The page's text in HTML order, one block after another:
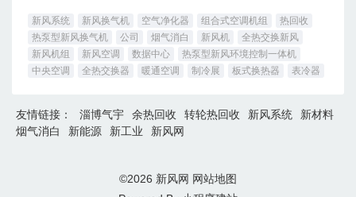
新风系统 新风换气机 空气净化器 组合式空调机组
热回收
热泵型新风换气机
公司 烟气消白 新风机
全热交换新风
新风机组
新风空调 数据中心
热泵型新风环境控制一体机
中央空调
全热交换器 暖通空调 制冷展 板式换热器 表冷器
友情链接： 淄博气宇 余热回收 转轮热回收 新风系统
新材料
烟气消白
新能源 新工业 新风网
©2026 新风网 网站地图